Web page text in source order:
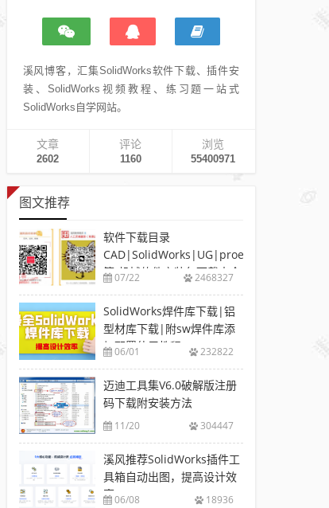
溪风博客，汇集SolidWorks软件下载、插件安
装、SolidWorks视频教程、练习题一站式
SolidWorks自学网站。
文章
2602
评论
1160
浏览
55400971
图文推荐
软件下载目录
CAD|SolidWorks|UG|proe
等-机械软件安装包下载大全
07/22 2468327
SolidWorks焊件库下载|铝
型材库下载|附sw焊件库添
加配置使用教程
06/01 232822
迈迪工具集V6.0破解版注册
码下载附安装方法
11/20 304447
溪风推荐SolidWorks插件工
具箱自动出图，提高设计效
率06/08 18936